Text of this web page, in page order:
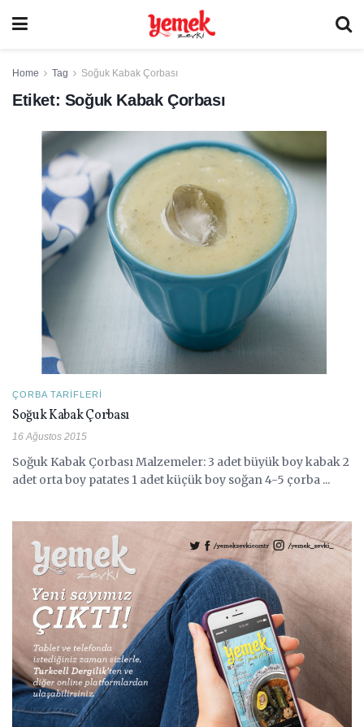
Home Tag Soğuk Kabak Çorbası
Etiket: Soğuk Kabak Çorbası
ÇORBA TARIFLERI
Soğuk Kabak Çorbası
16 Ağustos 2015
Soğuk Kabak Çorbası Malzemeler: 3 adet büyük boy kabak 2
adet orta boy patates 1 adet küçük boy soğan 4-5 çorba ...